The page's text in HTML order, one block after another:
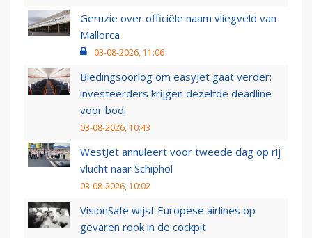
Geruzie over officiële naam vliegveld van
Mallorca
03-08-2026, 11:06
Biedingsoorlog om easyJet gaat verder:
investeerders krijgen dezelfde deadline
voor bod
03-08-2026, 10:43
WestJet annuleert voor tweede dag op rij
vlucht naar Schiphol
03-08-2026, 10:02
VisionSafe wijst Europese airlines op
gevaren rook in de cockpit